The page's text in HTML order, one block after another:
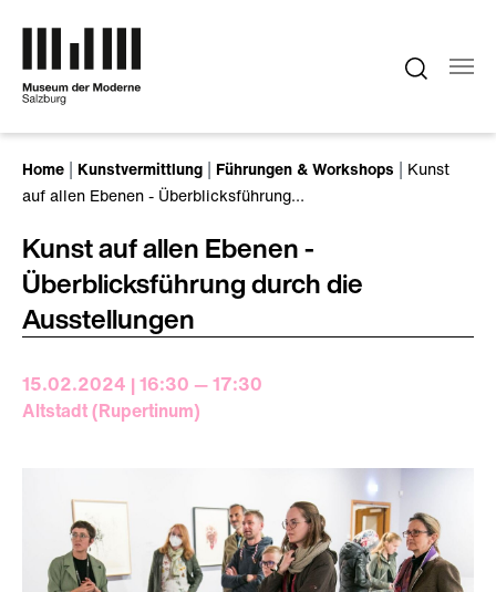
Home Kunstvermittlung Führungen & Workshops
Kunst
auf allen Ebenen - Überblicksführung…
Kunst auf allen Ebenen -
Überblicksführung durch die
Ausstellungen
15.02.2024 | 16:30 — 17:30
Altstadt (Rupertinum)